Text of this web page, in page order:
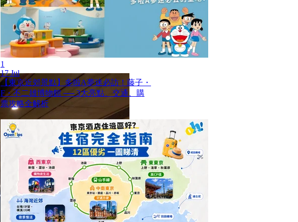
1
17 Jul
【東京近郊景點】多啦A夢迷必訪！藤子・
F・不二雄博物館 ── 3大亮點、交通、購
票攻略全解析